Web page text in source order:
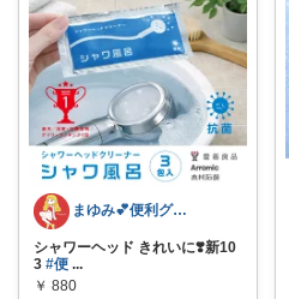
まゆみ💕便利グッズ紹介✨
シャワーヘッド きれいに❣️新10
3 #便 ...
￥ 880